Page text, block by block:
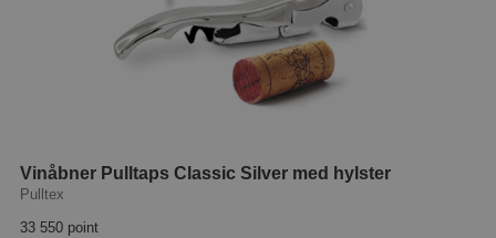
Vinåbner Pulltaps Classic Silver med hylster
Pulltex
33 550 point